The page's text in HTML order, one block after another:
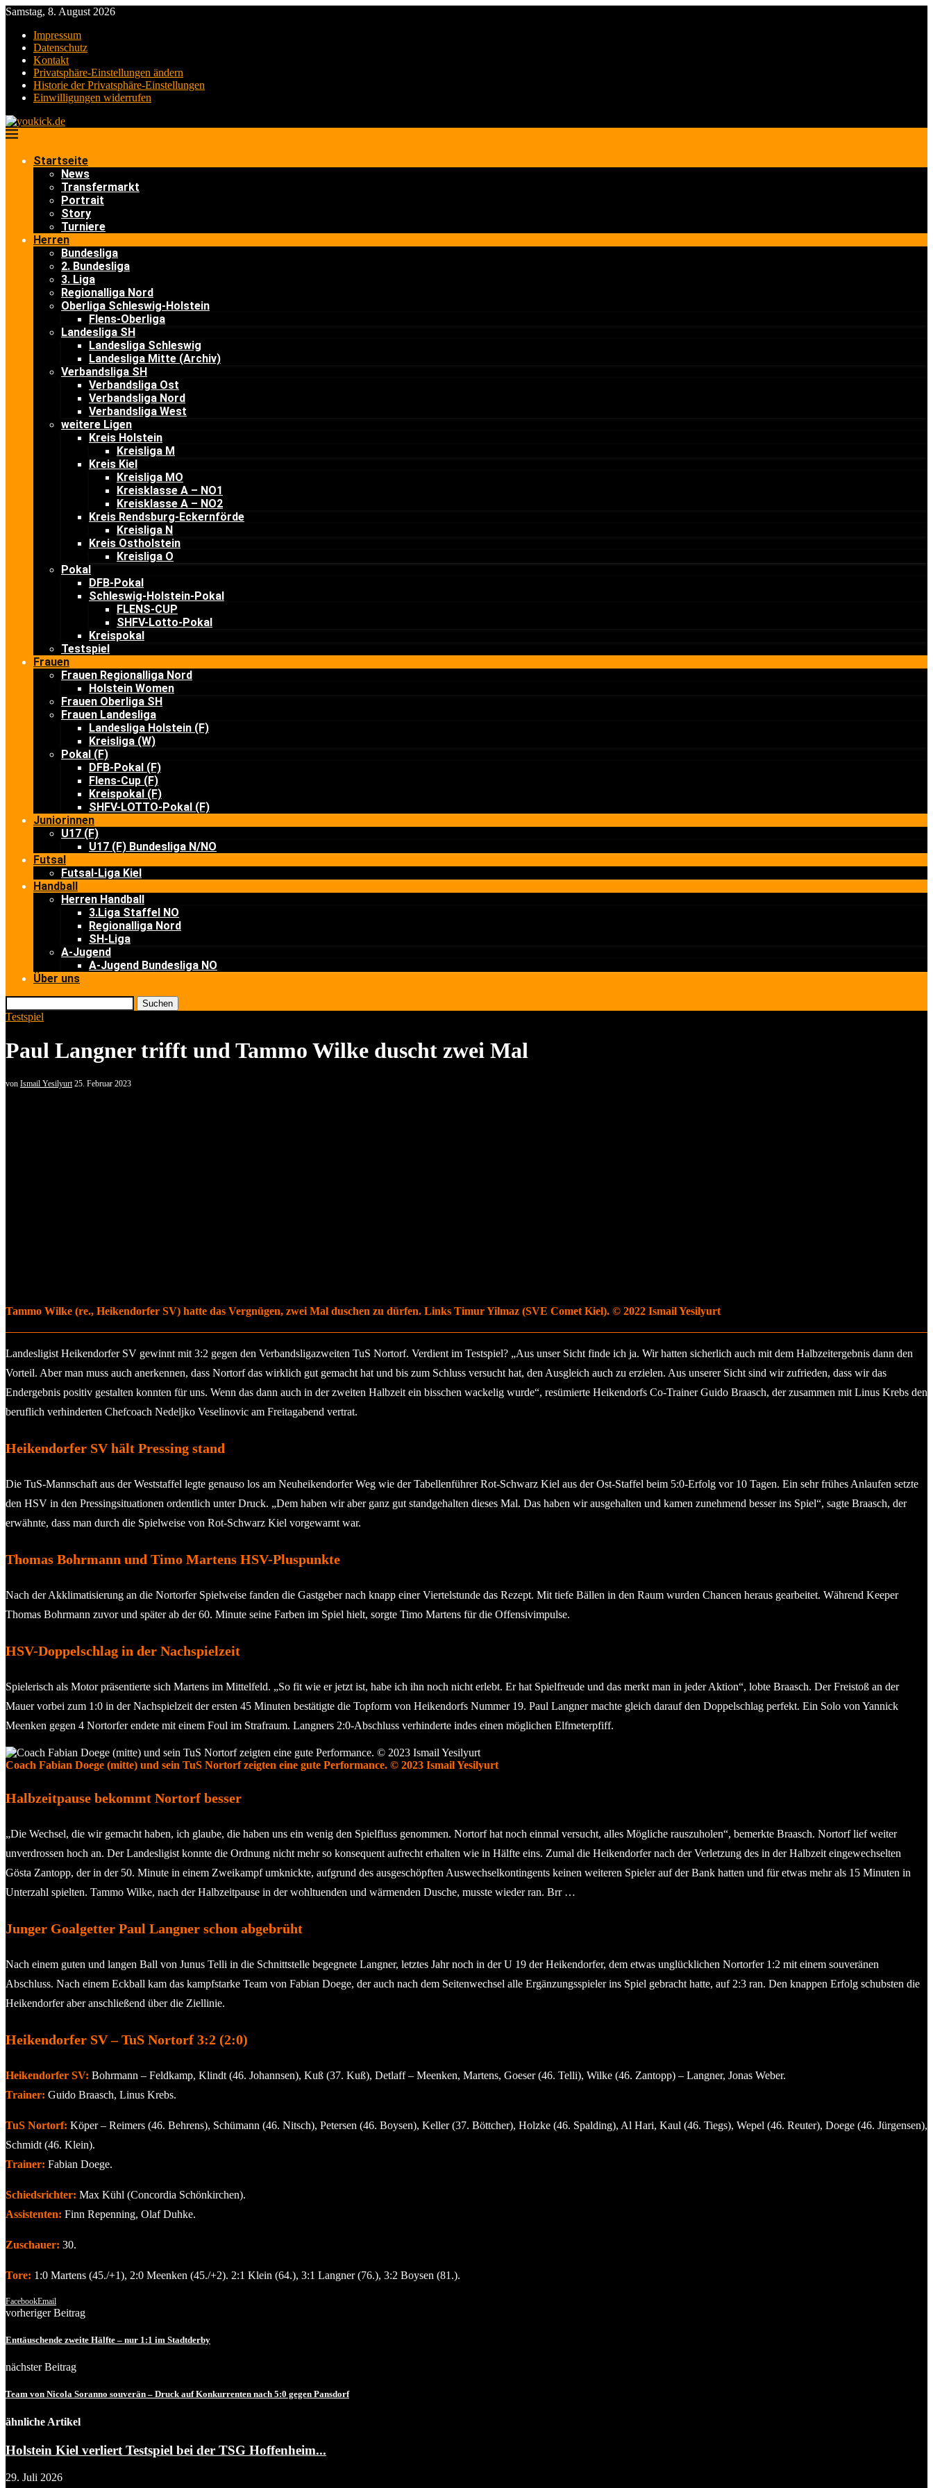
Samstag, 8. August 2026
Impressum
Datenschutz
Kontakt
Privatsphäre-Einstellungen ändern
Historie der Privatsphäre-Einstellungen
Einwilligungen widerrufen
Startseite
News
Transfermarkt
Portrait
Story
Turniere
Herren
Bundesliga
2. Bundesliga
3. Liga
Regionalliga Nord
Oberliga Schleswig-Holstein
Flens-Oberliga
Landesliga SH
Landesliga Schleswig
Landesliga Mitte (Archiv)
Verbandsliga SH
Verbandsliga Ost
Verbandsliga Nord
Verbandsliga West
weitere Ligen
Kreis Holstein
Kreisliga M
Kreis Kiel
Kreisliga MO
Kreisklasse A – NO1
Kreisklasse A – NO2
Kreis Rendsburg-Eckernförde
Kreisliga N
Kreis Ostholstein
Kreisliga O
Pokal
DFB-Pokal
Schleswig-Holstein-Pokal
FLENS-CUP
SHFV-Lotto-Pokal
Kreispokal
Testspiel
Frauen
Frauen Regionalliga Nord
Holstein Women
Frauen Oberliga SH
Frauen Landesliga
Landesliga Holstein (F)
Kreisliga (W)
Pokal (F)
DFB-Pokal (F)
Flens-Cup (F)
Kreispokal (F)
SHFV-LOTTO-Pokal (F)
Juniorinnen
U17 (F)
U17 (F) Bundesliga N/NO
Futsal
Futsal-Liga Kiel
Handball
Herren Handball
3.Liga Staffel NO
Regionalliga Nord
SH-Liga
A-Jugend
A-Jugend Bundesliga NO
Über uns
Suchen
Testspiel
Paul Langner trifft und Tammo Wilke duscht zwei Mal
von Ismail Yesilyurt 25. Februar 2023
Tammo Wilke (re., Heikendorfer SV) hatte das Vergnügen, zwei Mal duschen zu dürfen. Links Timur Yilmaz (SVE Comet Kiel). © 2022 Ismail Yesilyurt
Landesligist Heikendorfer SV gewinnt mit 3:2 gegen den Verbandsligazweiten TuS Nortorf. Verdient im Testspiel? „Aus unser Sicht finde ich ja. Wir hatten sicherlich auch mit dem Halbzeitergebnis dann den
Vorteil. Aber man muss auch anerkennen, dass Nortorf das wirklich gut gemacht hat und bis zum Schluss versucht hat, den Ausgleich auch zu erzielen. Aus unserer Sicht sind wir zufrieden, dass wir das
Endergebnis positiv gestalten konnten für uns. Wenn das dann auch in der zweiten Halbzeit ein bisschen wackelig wurde“, resümierte Heikendorfs Co-Trainer Guido Braasch, der zusammen mit Linus Krebs den
beruflich verhinderten Chefcoach Nedeljko Veselinovic am Freitagabend vertrat.
Heikendorfer SV hält Pressing stand
Die TuS-Mannschaft aus der Weststaffel legte genauso los am Neuheikendorfer Weg wie der Tabellenführer Rot-Schwarz Kiel aus der Ost-Staffel beim 5:0-Erfolg vor 10 Tagen. Ein sehr frühes Anlaufen setzte
den HSV in den Pressingsituationen ordentlich unter Druck. „Dem haben wir aber ganz gut standgehalten dieses Mal. Das haben wir ausgehalten und kamen zunehmend besser ins Spiel“, sagte Braasch, der
erwähnte, dass man durch die Spielweise von Rot-Schwarz Kiel vorgewarnt war.
Thomas Bohrmann und Timo Martens HSV-Pluspunkte
Nach der Akklimatisierung an die Nortorfer Spielweise fanden die Gastgeber nach knapp einer Viertelstunde das Rezept. Mit tiefe Bällen in den Raum wurden Chancen heraus gearbeitet. Während Keeper
Thomas Bohrmann zuvor und später ab der 60. Minute seine Farben im Spiel hielt, sorgte Timo Martens für die Offensivimpulse.
HSV-Doppelschlag in der Nachspielzeit
Spielerisch als Motor präsentierte sich Martens im Mittelfeld. „So fit wie er jetzt ist, habe ich ihn noch nicht erlebt. Er hat Spielfreude und das merkt man in jeder Aktion“, lobte Braasch. Der Freistoß an der
Mauer vorbei zum 1:0 in der Nachspielzeit der ersten 45 Minuten bestätigte die Topform von Heikendorfs Nummer 19. Paul Langner machte gleich darauf den Doppelschlag perfekt. Ein Solo von Yannick
Meenken gegen 4 Nortorfer endete mit einem Foul im Strafraum. Langners 2:0-Abschluss verhinderte indes einen möglichen Elfmeterpfiff.
Coach Fabian Doege (mitte) und sein TuS Nortorf zeigten eine gute Performance. © 2023 Ismail Yesilyurt
Halbzeitpause bekommt Nortorf besser
„Die Wechsel, die wir gemacht haben, ich glaube, die haben uns ein wenig den Spielfluss genommen. Nortorf hat noch einmal versucht, alles Mögliche rauszuholen“, bemerkte Braasch. Nortorf lief weiter
unverdrossen hoch an. Der Landesligist konnte die Ordnung nicht mehr so konsequent aufrecht erhalten wie in Hälfte eins. Zumal die Heikendorfer nach der Verletzung des in der Halbzeit eingewechselten
Gösta Zantopp, der in der 50. Minute in einem Zweikampf umknickte, aufgrund des ausgeschöpften Auswechselkontingents keinen weiteren Spieler auf der Bank hatten und für etwas mehr als 15 Minuten in
Unterzahl spielten. Tammo Wilke, nach der Halbzeitpause in der wohltuenden und wärmenden Dusche, musste wieder ran. Brr …
Junger Goalgetter Paul Langner schon abgebrüht
Nach einem guten und langen Ball von Junus Telli in die Schnittstelle begegnete Langner, letztes Jahr noch in der U 19 der Heikendorfer, dem etwas unglücklichen Nortorfer 1:2 mit einem souveränen
Abschluss. Nach einem Eckball kam das kampfstarke Team von Fabian Doege, der auch nach dem Seitenwechsel alle Ergänzungsspieler ins Spiel gebracht hatte, auf 2:3 ran. Den knappen Erfolg schubsten die
Heikendorfer aber anschließend über die Ziellinie.
Heikendorfer SV – TuS Nortorf 3:2 (2:0)
Heikendorfer SV: Bohrmann – Feldkamp, Klindt (46. Johannsen), Kuß (37. Kuß), Detlaff – Meenken, Martens, Goeser (46. Telli), Wilke (46. Zantopp) – Langner, Jonas Weber.
Trainer: Guido Braasch, Linus Krebs.
TuS Nortorf: Köper – Reimers (46. Behrens), Schümann (46. Nitsch), Petersen (46. Boysen), Keller (37. Böttcher), Holzke (46. Spalding), Al Hari, Kaul (46. Tiegs), Wepel (46. Reuter), Doege (46. Jürgensen),
Schmidt (46. Klein).
Trainer: Fabian Doege.
Schiedsrichter: Max Kühl (Concordia Schönkirchen).
Assistenten: Finn Repenning, Olaf Duhke.
Zuschauer: 30.
Tore: 1:0 Martens (45./+1), 2:0 Meenken (45./+2). 2:1 Klein (64.), 3:1 Langner (76.), 3:2 Boysen (81.).
FacebookEmail
vorheriger Beitrag
Enttäuschende zweite Hälfte – nur 1:1 im Stadtderby
nächster Beitrag
Team von Nicola Soranno souverän – Druck auf Konkurrenten nach 5:0 gegen Pansdorf
ähnliche Artikel
Holstein Kiel verliert Testspiel bei der TSG Hoffenheim...
29. Juli 2026